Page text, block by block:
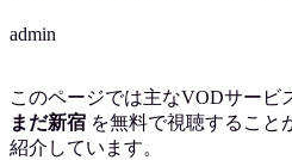
admin
このページでは主なVODサービ
まだ新宿 を無料で視聴すること
紹介しています。